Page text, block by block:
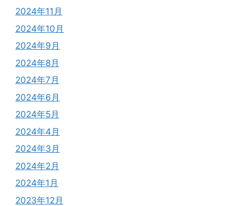
2024年11月
2024年10月
2024年9月
2024年8月
2024年7月
2024年6月
2024年5月
2024年4月
2024年3月
2024年2月
2024年1月
2023年12月